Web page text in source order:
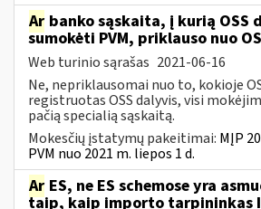
Ar banko sąskaita, į kurią OSS
sumokėti PVM, priklauso nuo
Web turinio sąrašas 2021-06-16
Ne, nepriklausomai nuo to, kokioje
registruotas OSS dalyvis, visi
pačią specialią sąskaitą.
Mokesčių įstatymų pakeitimai: MĮP
PVM nuo 2021 m. liepos 1 d.
Ar ES, ne ES schemose yra
taip, kaip importo tarpininkas